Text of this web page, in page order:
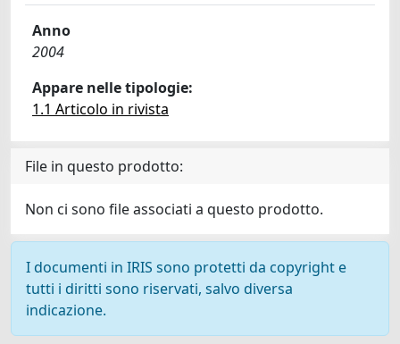
Anno
2004
Appare nelle tipologie:
1.1 Articolo in rivista
File in questo prodotto:
Non ci sono file associati a questo prodotto.
I documenti in IRIS sono protetti da copyright e
tutti i diritti sono riservati, salvo diversa
indicazione.